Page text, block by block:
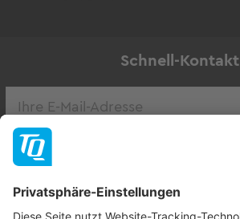
Schnell-Kontakt